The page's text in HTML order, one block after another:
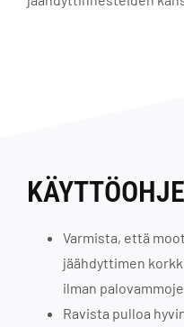
Varmista, että
jäähdyttimen
ilman
Ravista pulloa